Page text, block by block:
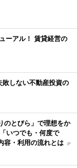
ーアル！ 賃貸経営の
敗しない不動産投資の
のとびら」で理想をか
いつでも・何度で
容・利用の流れとは [P